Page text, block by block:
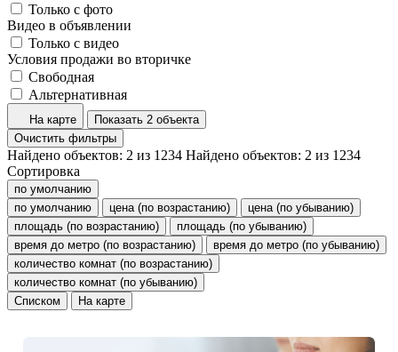
Только с фото
Видео в объявлении
Только с видео
Условия продажи во вторичке
Свободная
Альтернативная
На карте
Показать 2 объекта
Очистить фильтры
Найдено объектов: 2 из 1234 Найдено объектов: 2 из 1234
Сортировка
по умолчанию
по умолчанию
цена (по возрастанию)
цена (по убыванию)
площадь (по возрастанию)
площадь (по убыванию)
время до метро (по возрастанию)
время до метро (по убыванию)
количество комнат (по возрастанию)
количество комнат (по убыванию)
Списком
На карте